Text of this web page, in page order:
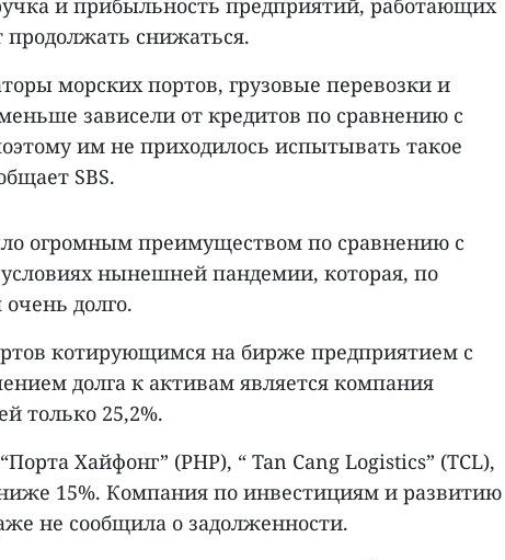
и прибыльность предприятий, работающих
продолжать снижаться.
морских портов, грузовые перевозки и
зависели от кредитов по сравнению с
им не приходилось испытывать такое
SBS.
огромным преимуществом по сравнению с
нынешней пандемии, которая, по
долго.
котирующимся на бирже предприятием с
долга к активам является компания
только 25,2%.
Хайфонг” (PHP), “ Tan Cang Logistics” (TCL),
ниже 15%. Компания по инвестициям и развитию
не сообщила о задолженности.